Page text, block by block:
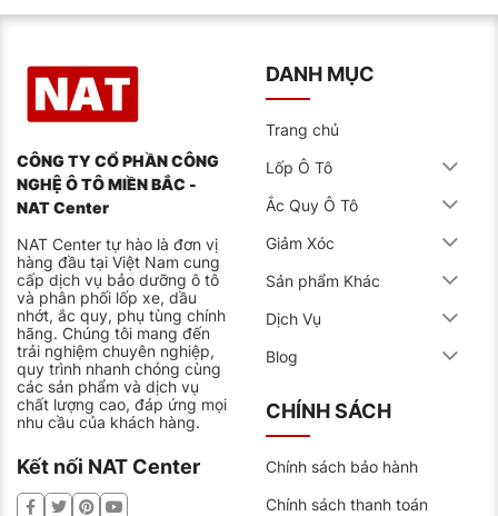
CÔNG TY CỔ PHẦN CÔNG
NGHỆ Ô TÔ MIỀN BẮC -
NAT Center
NAT Center tự hào là đơn vị
hàng đầu tại Việt Nam cung
cấp dịch vụ bảo dưỡng ô tô
và phân phối lốp xe, dầu
nhớt, ắc quy, phụ tùng chính
hãng. Chúng tôi mang đến
trải nghiệm chuyên nghiệp,
quy trình nhanh chóng cùng
các sản phẩm và dịch vụ
chất lượng cao, đáp ứng mọi
nhu cầu của khách hàng.
Kết nối NAT Center
DANH MỤC
Trang chủ
Lốp Ô Tô
Ắc Quy Ô Tô
Giảm Xóc
Sản phẩm Khác
Dịch Vụ
Blog
CHÍNH SÁCH
Chính sách bảo hành
Chính sách thanh toán